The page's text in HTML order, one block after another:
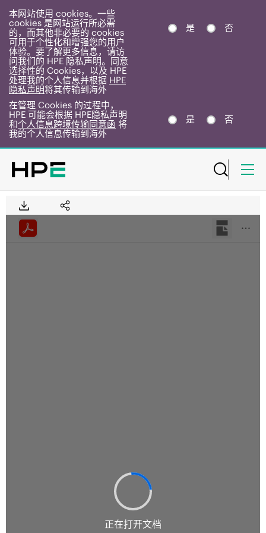
本网站使用 cookies。一些
cookies 是网站运行所必需
的，而其他非必要的 cookies
可用于个性化和增强您的用户
体验。要了解更多信息，请访
问我们的 HPE 隐私声明。同意
选择性的 Cookies，以及 HPE
处理我的个人信息并根据 HPE
隐私声明将其传输到海外
是 否
在管理 Cookies 的过程中，
HPE 可能会根据 HPE隐私声明
和个人信息跨境传输同意函 将
我的个人信息传输到海外
是 否